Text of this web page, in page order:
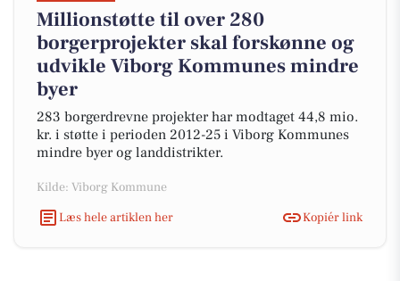
Millionstøtte til over 280
borgerprojekter skal forskønne og
udvikle Viborg Kommunes mindre
byer
283 borgerdrevne projekter har modtaget 44,8 mio.
kr. i støtte i perioden 2012-25 i Viborg Kommunes
mindre byer og landdistrikter.
Kilde: Viborg Kommune
Læs hele artiklen her
Kopiér link